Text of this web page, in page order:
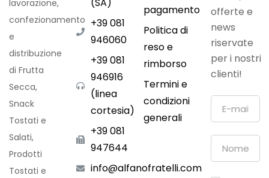
lavorazione,
confezionamento
e
distribuzione
di Frutta
Secca,
Snack
Tostati e
Salati,
Prodotti
Tostati e
(SA)
+39 081
946060
+39 081
946916
(linea
cortesia)
+39 081
947644
info@alfanofratelli.com
pagamento
Politica di
reso e
rimborso
Termini e
condizioni
generali
offerte e
news
riservate
per i nostri
clienti!